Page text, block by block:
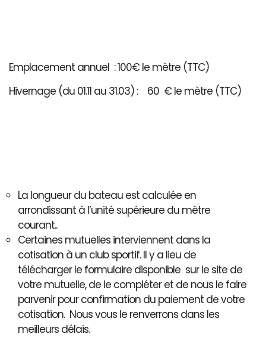
Emplacement annuel : 100€ le mètre (TTC)
Hivernage (du 01.11 au 31.03) : 60 € le mètre (TTC)
La longueur du bateau est calculée en
arrondissant à l’unité supérieure du mètre
courant..
Certaines mutuelles interviennent dans la
cotisation à un club sportif. Il y a lieu de
télécharger le formulaire disponible sur le site de
votre mutuelle, de le compléter et de nous le faire
parvenir pour confirmation du paiement de votre
cotisation. Nous vous le renverrons dans les
meilleurs délais.